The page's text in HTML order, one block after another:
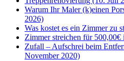
Warum Ihr Maler (k)einen
2026)
Was kostet es ein Zimmer zu
Zimmer streichen für
Zufall – Aufschrei beim
November 2020)